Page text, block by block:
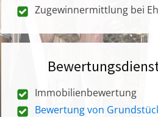
Zugewinnermittlung bei
Immobilienbewertung
Bewertung von